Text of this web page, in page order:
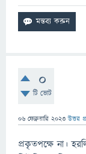
0
টি ভোট
06 ফেব্রুয়ারি 2023 উত্তর
প্রকৃতপক্ষে না।